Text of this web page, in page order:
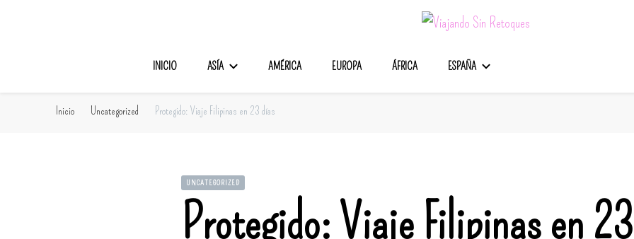
Viajando Sin Retoques
INICIO ASÍA AMÉRICA EUROPA ÁFRICA ESPAÑA
Inicio Uncategorized Protegido: Viaje Filipinas en 23 días
UNCATEGORIZED
Protegido: Viaje Filipinas en